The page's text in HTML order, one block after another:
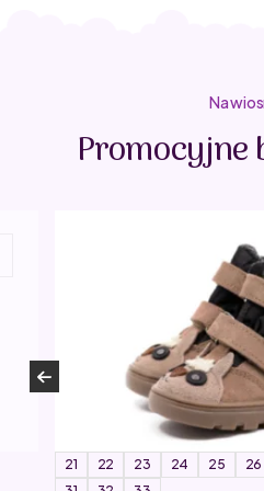
Na
Promocyjne
21 22 23 24 25 26